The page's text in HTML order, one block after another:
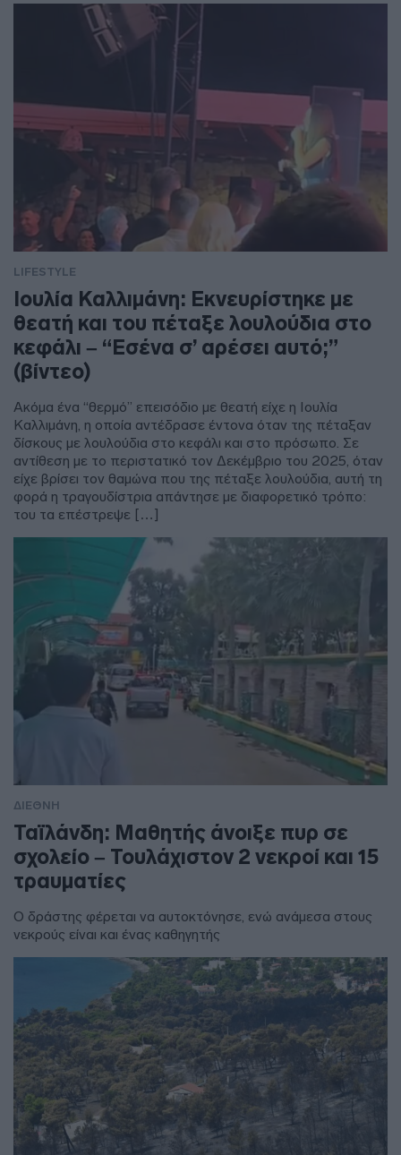
LIFESTYLE
Ιουλία Καλλιμάνη: Εκνευρίστηκε με
θεατή και του πέταξε λουλούδια στο
κεφάλι – “Εσένα σ’ αρέσει αυτό;”
(βίντεο)
Ακόμα ένα “θερμό” επεισόδιο με θεατή είχε η Ιουλία
Καλλιμάνη, η οποία αντέδρασε έντονα όταν της πέταξαν
δίσκους με λουλούδια στο κεφάλι και στο πρόσωπο. Σε
αντίθεση με το περιστατικό τον Δεκέμβριο του 2025, όταν
είχε βρίσει τον θαμώνα που της πέταξε λουλούδια, αυτή τη
φορά η τραγουδίστρια απάντησε με διαφορετικό τρόπο:
του τα επέστρεψε […]
ΔΙΕΘΝΗ
Ταϊλάνδη: Μαθητής άνοιξε πυρ σε
σχολείο – Τουλάχιστον 2 νεκροί και 15
τραυματίες
Ο δράστης φέρεται να αυτοκτόνησε, ενώ ανάμεσα στους
νεκρούς είναι και ένας καθηγητής